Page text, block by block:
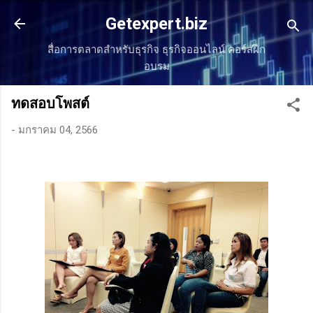
ข้ามไปที่เนื้อหาหลัก
Getexpert.biz
สื่อการตลาดสำหรับธุรกิจ ธุรกิจออนไลน์ คอร์สฝึก
อบรม
ทดสอบโพสต์
- มกราคม 04, 2566